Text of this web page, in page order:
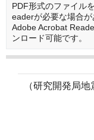
PDF形式のファイル
eaderが必要な場合が
Adobe Acrobat
ンロード可能です。
（研究開発局